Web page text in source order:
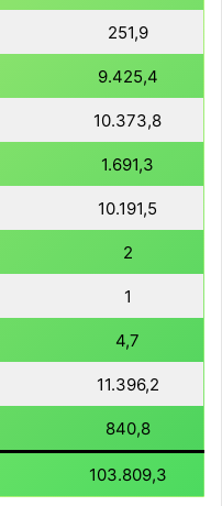
251,9
9.425,4
10.373,8
1.691,3
10.191,5
2
1
4,7
11.396,2
840,8
103.809,3